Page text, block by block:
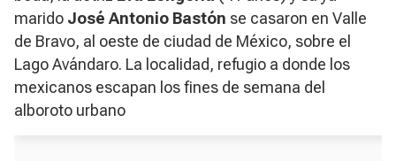
marido José Antonio Bastón se casaron en Valle
de Bravo, al oeste de ciudad de México, sobre el
Lago Avándaro. La localidad, refugio a donde los
mexicanos escapan los fines de semana del
alboroto urbano